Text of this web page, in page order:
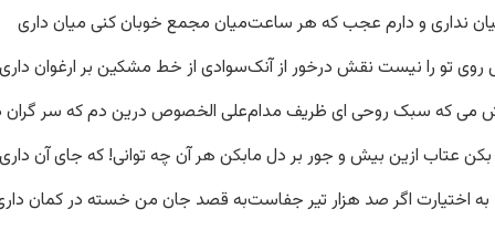
نداری و دارم عجب که هر ساعتمیان مجمع خوبان کنی میان داری
روی تو را نیست نقش درخور از آنکسوادی از خط مشکین بر ارغوان داری
می که سبک روحی ای ظریف مدامعلی الخصوص درین دم که سر گران
بکن عتاب ازین بیش و جور بر دل مابکن هر آن چه توانی! که جای آن داری
به اختیارت اگر صد هزار تیر جفاستبه قصد جان من خسته در کمان